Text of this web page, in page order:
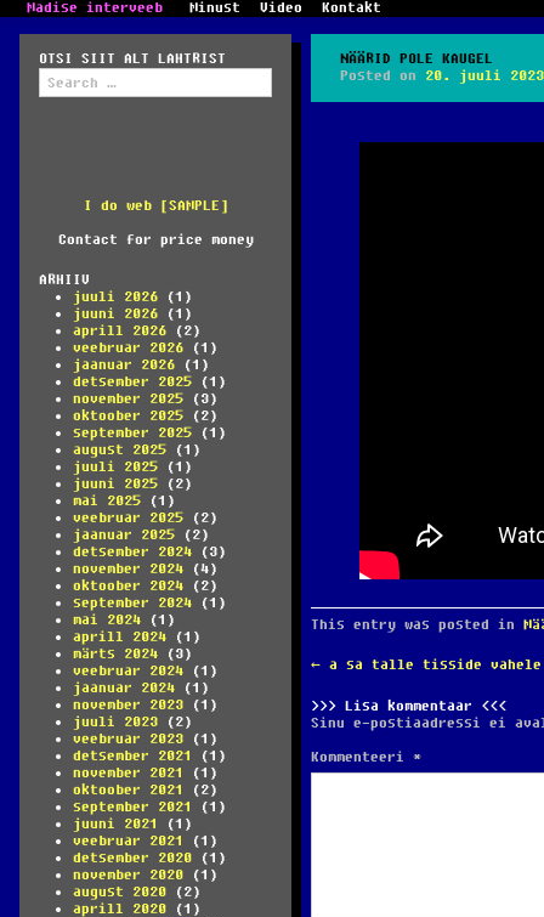
Madise interveeb Minust Video Kontakt
OTSI SIIT ALT LAHTRIST
Search
for:
I do web [SAMPLE]
Contact for price money
ARHIIV
juuli 2026 (1)
juuni 2026 (1)
aprill 2026 (2)
veebruar 2026 (1)
jaanuar 2026 (1)
detsember 2025 (1)
november 2025 (3)
oktoober 2025 (2)
september 2025 (1)
august 2025 (1)
juuli 2025 (1)
juuni 2025 (2)
mai 2025 (1)
veebruar 2025 (2)
jaanuar 2025 (2)
detsember 2024 (3)
november 2024 (4)
oktoober 2024 (2)
september 2024 (1)
mai 2024 (1)
aprill 2024 (1)
märts 2024 (3)
veebruar 2024 (1)
jaanuar 2024 (1)
november 2023 (1)
juuli 2023 (2)
veebruar 2023 (1)
detsember 2021
(1)
november 2021
(1)
oktoober 2021
(2)
september 2021
(1)
juuni 2021
(1)
veebruar 2021
(1)
detsember 2020 (1)
november 2020 (1)
august 2020 (2)
aprill 2020 (1)
NÄÄRID POLE KAUGEL
Posted on 20. juuli 2023
This entry was posted in
POST
← a sa talle tisside vahele
Lisa kommentaar
Sinu e-postiaadressi ei
Kommenteeri *